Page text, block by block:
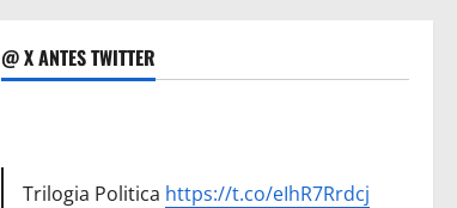
@ X ANTES TWITTER
Trilogia Politica https://t.co/eIhR7Rrdcj